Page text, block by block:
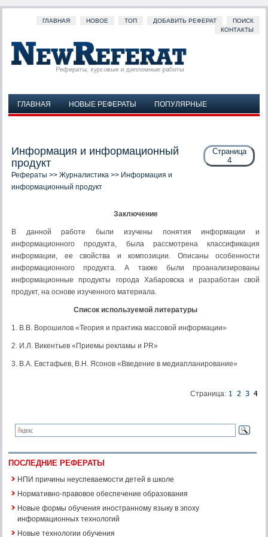
ГЛАВНАЯ НОВОЕ ТОП ДОБАВИТЬ РЕФЕРАТ
ПОИСК
КОНТАКТЫ
ГЛАВНАЯ НОВЫЕ РЕФЕРАТЫ
ПОПУЛЯРНЫЕ
Страница
4
Информация и информационный
продукт
Рефераты >> Журналистика >> Информация и
информационный продукт
Заключение
В данной работе были изучены понятия информации и
информационного продукта, была рассмотрена классификация
информации, ее свойства и композиции. Описаны особенности
информационного продукта. А также были проанализированы
информационные продукты города Хабаровска и разработан свой
продукт, на основе изученного материала.
Список используемой литературы
1. В.В. Ворошилов «Теория и практика массовой информации»
2. И.Л. Викентьев «Приемы рекламы и PR»
3. В.А. Евстафьев, В.Н. Ясонов «Введение в медиапланирование»
Страница:
ПОСЛЕДНИЕ РЕФЕРАТЫ
НПИ причины неуспеваемости детей в школе
Нормативно-правовое обеспечение образования
Новые формы обучения иностранному языку в эпоху
информационных технологий
Новые технологии обучения